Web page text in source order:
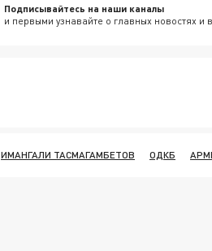
Подписывайтесь на наши каналы
и первыми узнавайте о главных новостях и
ИМАНГАЛИ ТАСМАГАМБЕТОВ ОДКБ